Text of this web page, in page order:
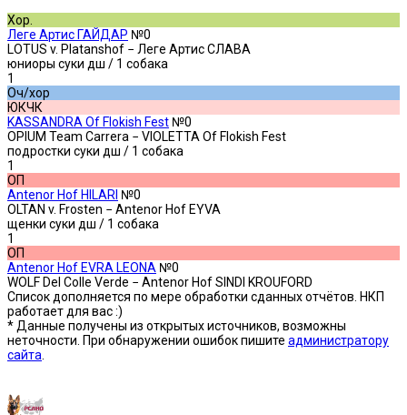
Хор.
Леге Артис ГАЙДАР №0
LOTUS v. Platanshof − Леге Артис СЛАВА
юниоры суки дш / 1 собака
1
Оч/хор
ЮКЧК
KASSANDRA Of Flokish Fest №0
OPIUM Team Carrera − VIOLETTA Of Flokish Fest
подростки суки дш / 1 собака
1
ОП
Antenor Hof HILARI №0
OLTAN v. Frosten − Antenor Hof EYVA
щенки суки дш / 1 собака
1
ОП
Antenor Hof EVRA LEONA №0
WOLF Del Colle Verde − Antenor Hof SINDI KROUFORD
Список дополняется по мере обработки сданных отчётов. НКП
работает для вас :)
* Данные получены из открытых источников, возможны
неточности. При обнаружении ошибок пишите администратору
сайта.